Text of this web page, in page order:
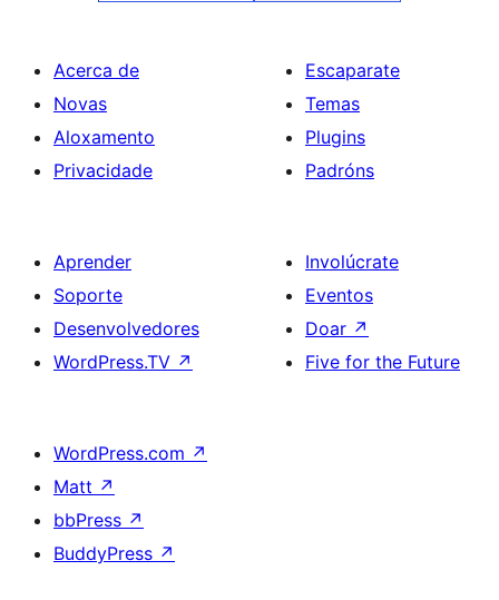
Acerca de
Novas
Aloxamento
Privacidade
Escaparate
Temas
Plugins
Padróns
Aprender
Soporte
Desenvolvedores
WordPress.TV ↗
Involúcrate
Eventos
Doar ↗
Five for the Future
WordPress.com ↗
Matt ↗
bbPress ↗
BuddyPress ↗